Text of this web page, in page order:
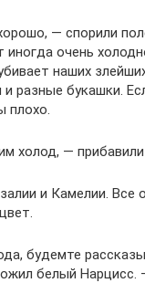
— спорили
иногда очень
наших
разные букашки.
плохо.
холод, —
и Камелии. Все
будемте
белый Нарцисс.